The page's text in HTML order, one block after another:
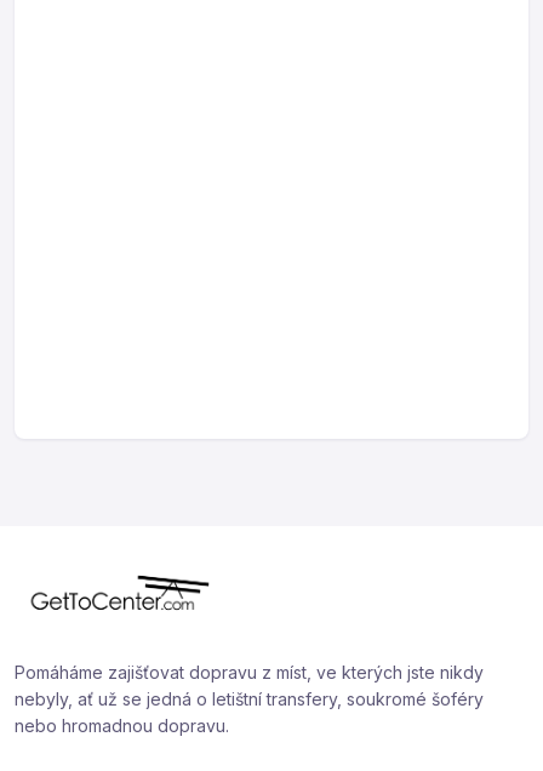
Pomáháme zajišťovat dopravu z míst, ve kterých jste nikdy
nebyly, ať už se jedná o letištní transfery, soukromé šoféry
nebo hromadnou dopravu.